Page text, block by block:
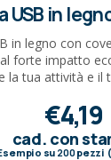
in
in legno con
forte impatto
la tua attività e il
€4,19
cad. con
su 200pezzi